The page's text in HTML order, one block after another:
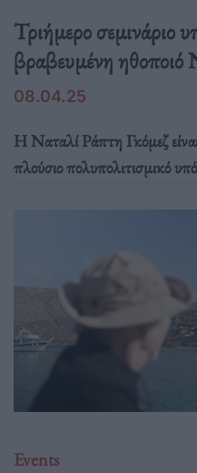
Τριήμερο σεμινάριο
βραβευμένη
08.04.25
Η Ναταλί Ράπτη Γκόμεζ
πλούσιο πολυπολιτισμικό
Events